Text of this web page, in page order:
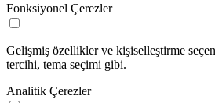
Fonksiyonel Çerezler
Gelişmiş özellikler ve kişiselleştirme
tercihi, tema seçimi gibi.
Analitik Çerezler